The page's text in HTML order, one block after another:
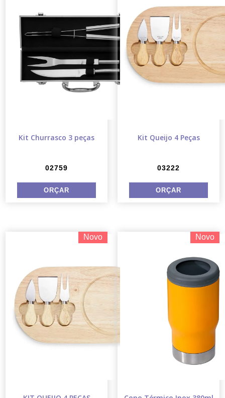
Kit Churrasco 3 peças
02759
Kit Queijo 4 Peças
03222
Novo Novo